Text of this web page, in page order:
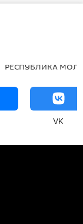
РЕСПУБЛИКА
VK